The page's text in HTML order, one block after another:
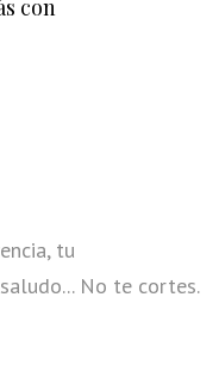
con
tu
No te cortes.